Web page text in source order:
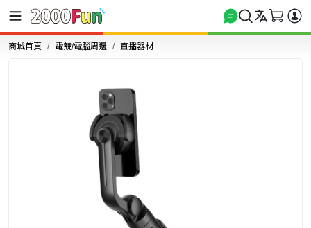
商城首頁 電競/電腦周邊 直播器材